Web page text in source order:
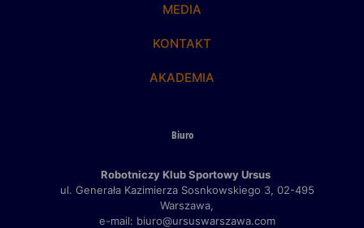
MEDIA
KONTAKT
AKADEMIA
Biuro
Robotniczy Klub Sportowy Ursus
ul. Generała Kazimierza Sosnkowskiego 3, 02-495
Warszawa,
e-mail: biuro@ursuswarszawa.com